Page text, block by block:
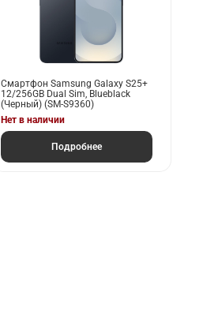
Смартфон Samsung Galaxy S25+
12/256GB Dual Sim, Blueblack
(Черный) (SM-S9360)
Нет в наличии
Подробнее